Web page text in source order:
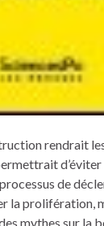
rendrait
de
la prolifération,
mythes sur la